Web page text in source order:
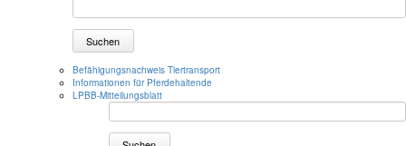
Suchen
Befähigungsnachweis Tiertransport
Informationen für Pferdehaltende
LPBB-Mitteilungsblatt